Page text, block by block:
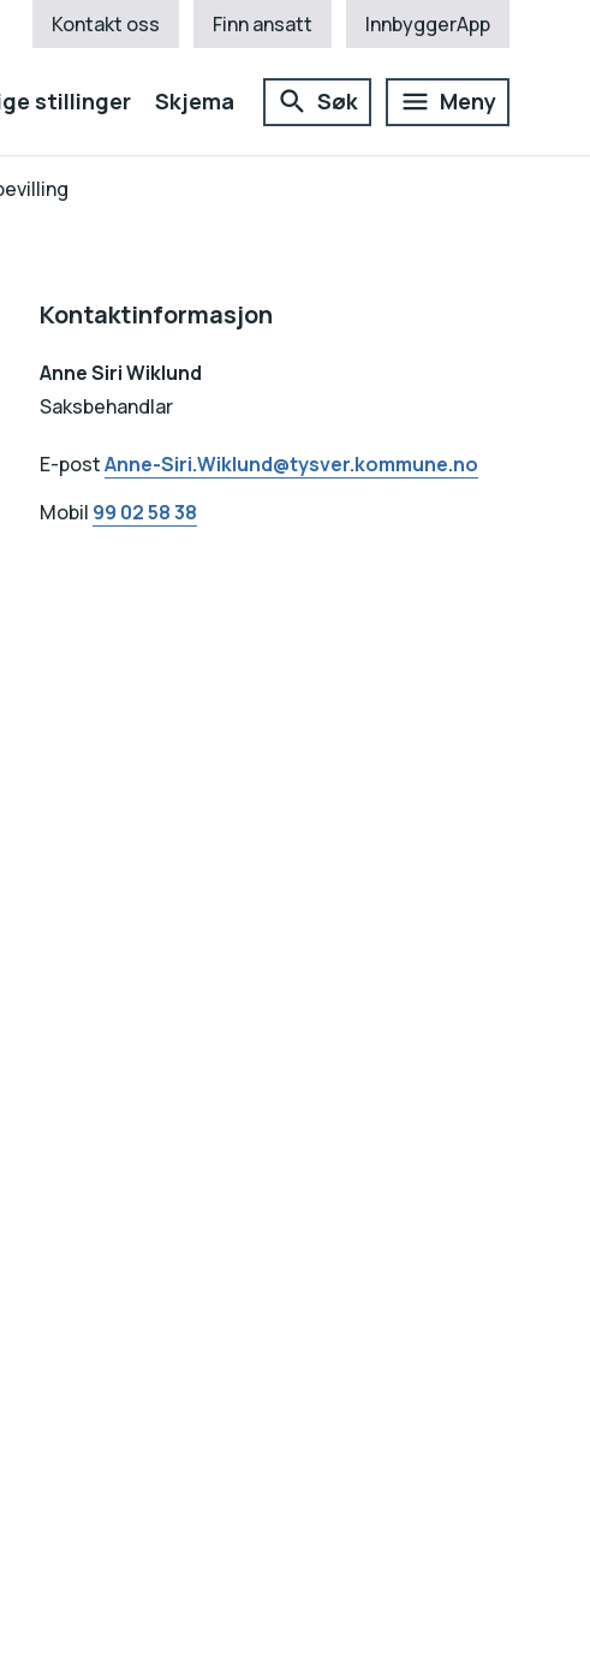
Kontakt oss Finn ansatt InnbyggerApp
stillinger Skjema Søk Meny
Kontaktinformasjon
Anne Siri Wiklund
Saksbehandlar
E-postAnne-Siri.Wiklund@tysver.kommune.no
Mobil 99 02 58 38